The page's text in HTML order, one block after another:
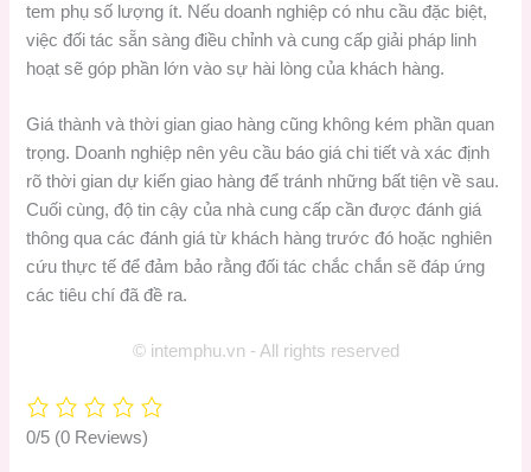
tem phụ số lượng ít. Nếu doanh nghiệp có nhu cầu đặc biệt,
việc đối tác sẵn sàng điều chỉnh và cung cấp giải pháp linh
hoạt sẽ góp phần lớn vào sự hài lòng của khách hàng.
Giá thành và thời gian giao hàng cũng không kém phần quan
trọng. Doanh nghiệp nên yêu cầu báo giá chi tiết và xác định
rõ thời gian dự kiến giao hàng để tránh những bất tiện về sau.
Cuối cùng, độ tin cậy của nhà cung cấp cần được đánh giá
thông qua các đánh giá từ khách hàng trước đó hoặc nghiên
cứu thực tế để đảm bảo rằng đối tác chắc chắn sẽ đáp ứng
các tiêu chí đã đề ra.
© intemphu.vn - All rights reserved
0/5 (0 Reviews)